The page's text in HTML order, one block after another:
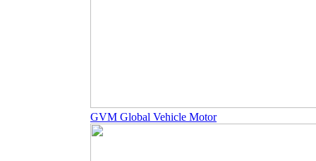
GVM Global Vehicle Motor